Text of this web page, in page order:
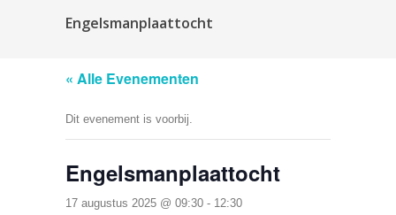
Engelsmanplaattocht
« Alle Evenementen
Dit evenement is voorbij.
Engelsmanplaattocht
17 augustus 2025 @ 09:30 - 12:30